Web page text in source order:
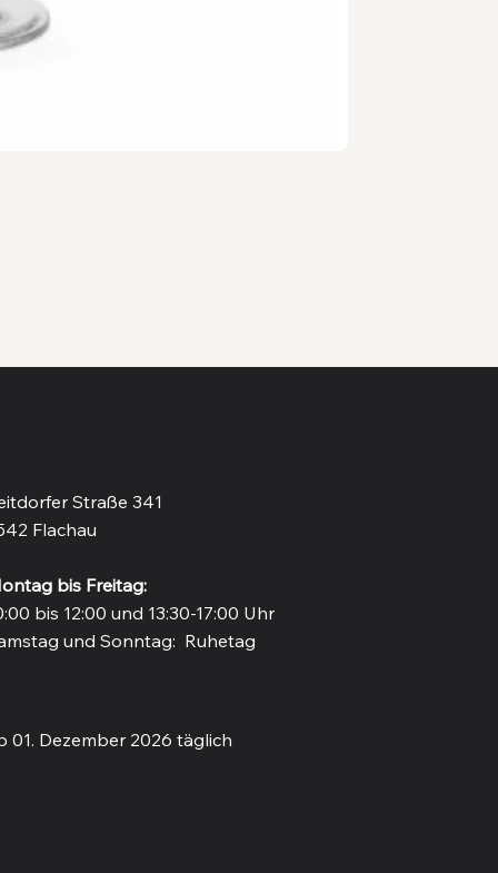
Straße 341
Flachau
bis Freitag:
bis 12:00 und 13:30-17:00 Uhr
und Sonntag: Ruhetag
01. Dezember 2026 täglich